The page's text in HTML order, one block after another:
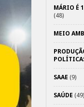
MÁRIO É
(48)
MEIO
SAAE (9)
SAÚDE (49)